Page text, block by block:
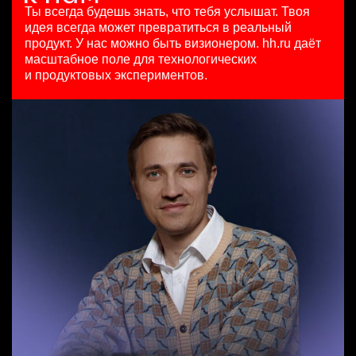
20 июл. 2026
з/п не указана
Ярославль
HeadHunter::Коммерческий департамент
100000 - 137000 ₽
Ярославль
Специалист телемаркетинга
HeadHunter::Телефонные продажи
24 июл. 2026
з/п не указана
Ташкент
Маркетинговый аналитик на направление "Страны"
HeadHunter::Analytics/Data Science
4 авг. 2026
Москва
Ты всегда будешь знать, что тебя услышат. Твоя
идея всегда может превратиться в реальный
продукт. У нас можно быть визионером. hh.ru даёт
масштабное поле для технологических
и продуктовых экспериментов.